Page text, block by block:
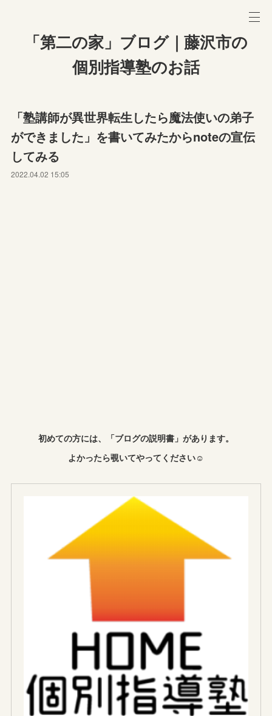
「第二の家」ブログ｜藤沢市の
個別指導塾のお話
「塾講師が異世界転生したら魔法使いの弟子
ができました」を書いてみたからnoteの宣伝
してみる
2022.04.02 15:05
初めての方には、「ブログの説明書」があります。
よかったら覗いてやってください☺︎